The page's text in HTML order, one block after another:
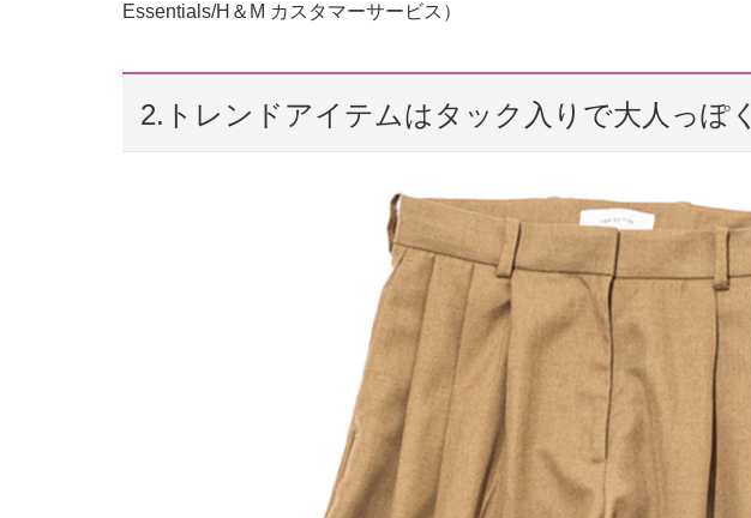
Essentials/H＆M カスタマーサービス）
2.トレンドアイテムはタック入りで大人っぽく